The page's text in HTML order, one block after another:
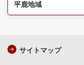
平鹿地域
サイトマップ